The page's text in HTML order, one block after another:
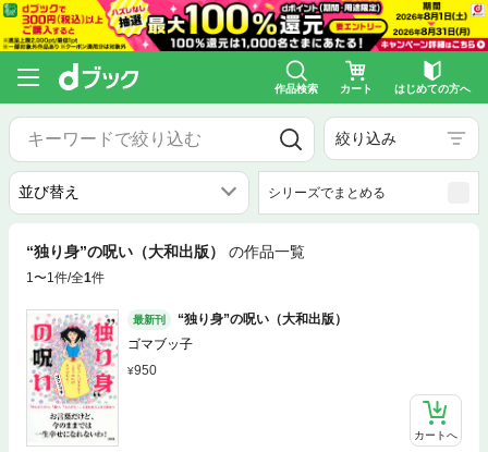
作品検索 カート はじめての方へ
絞り込み
シリーズでまとめる
“独り身”の呪い（大和出版） の作品一覧
1〜1件/全1件
最新刊
“独り身”の呪い（大和出版）
ゴマブッ子
950
カートへ